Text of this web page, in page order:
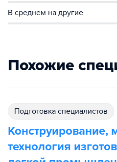
В среднем на другие
Похожие
подготовка специалистов
Конструирование,
технология